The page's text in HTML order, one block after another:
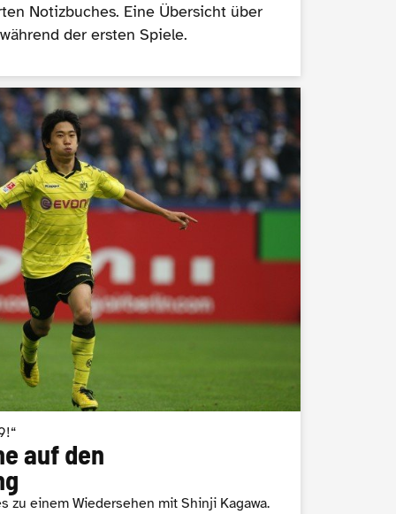
Notizbuches. Eine Übersicht über
der ersten Spiele.
auf den
zu einem Wiedersehen mit Shinji Kagawa.